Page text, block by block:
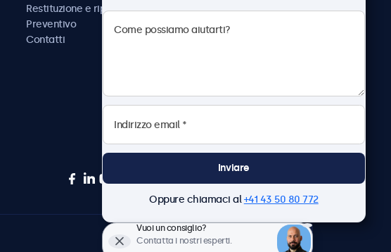
Restituzione e riparazione
Preventivo
Contatti
Beetronics
Lavora con noi
Italiano
Inviare
Oppure chiamaci al+41 43 50 80 772
Vuoi un consiglio?
Contatta i nostri esperti.